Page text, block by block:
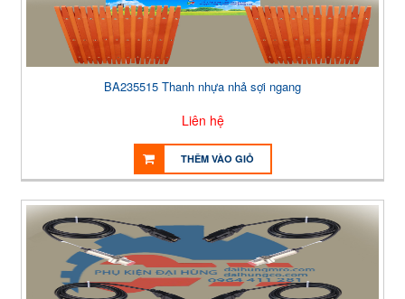
BA235515 Thanh nhựa nhả sợi ngang
Liên hệ
THÊM VÀO GIỎ